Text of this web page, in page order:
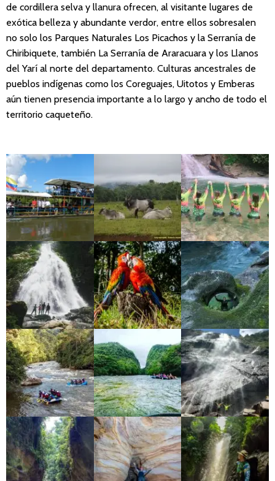
de cordillera selva y llanura ofrecen, al visitante lugares de
exótica belleza y abundante verdor, entre ellos sobresalen
no solo los Parques Naturales Los Picachos y la Serranía de
Chiribiquete, también La Serranía de Araracuara y los Llanos
del Yarí al norte del departamento. Culturas ancestrales de
pueblos indígenas como los Coreguajes, Uitotos y Emberas
aún tienen presencia importante a lo largo y ancho de todo el
territorio caqueteño.